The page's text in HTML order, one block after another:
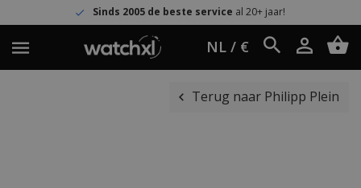
Sinds 2005 de beste service al 20+ jaar!
NL / €
Terug naar Philipp Plein